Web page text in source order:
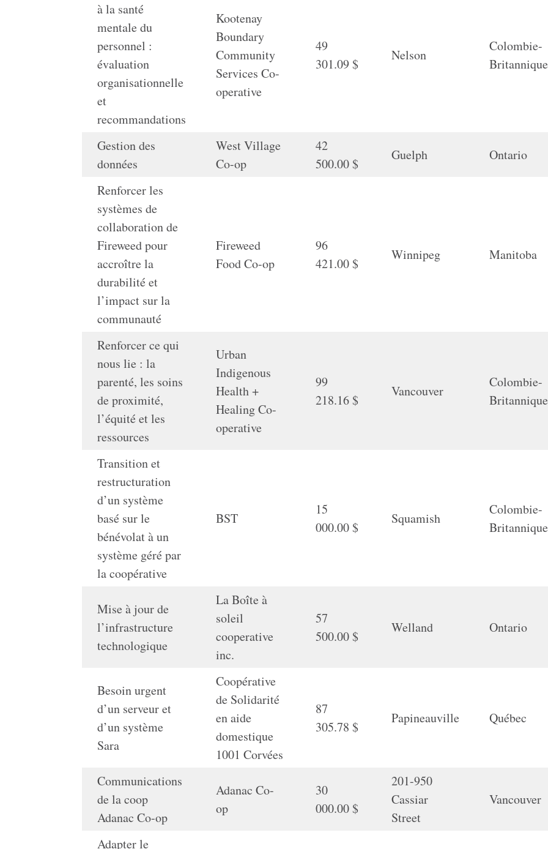
à la santé
mentale du
personnel :
évaluation
organisationnelle
et
recommandations
Kootenay
Boundary
Community
Services Co-
operative
49
301.09 $
Nelson
Colombie-
Britannique
Gestion des
données
West Village
Co-op
42
500.00 $
Guelph Ontario
Renforcer les
systèmes de
collaboration de
Fireweed pour
accroître la
durabilité et
l’impact sur la
communauté
Fireweed
Food Co-op
96
421.00 $
Winnipeg Manitoba
Renforcer ce qui
nous lie : la
parenté, les soins
de proximité,
l’équité et les
ressources
Urban
Indigenous
Health +
Healing Co-
operative
99
218.16 $
Vancouver
Colombie-
Britannique
Transition et
restructuration
d’un système
basé sur le
bénévolat à un
système géré par
la coopérative
BST
15
000.00 $
Squamish
Colombie-
Britannique
Mise à jour de
l’infrastructure
technologique
La Boîte à
soleil
cooperative
inc.
57
500.00 $
Welland Ontario
Besoin urgent
d’un serveur et
d’un système
Sara
Coopérative
de Solidarité
en aide
domestique
1001 Corvées
87
305.78 $
Papineauville Québec
Communications
de la coop
Adanac Co-op
Adanac Co-
op
30
000.00 $
201-950
Cassiar
Street
Vancouver
Adapter le